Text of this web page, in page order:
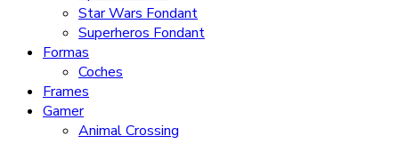
Star Wars Fondant
Superheros Fondant
Formas
Coches
Frames
Gamer
Animal Crossing